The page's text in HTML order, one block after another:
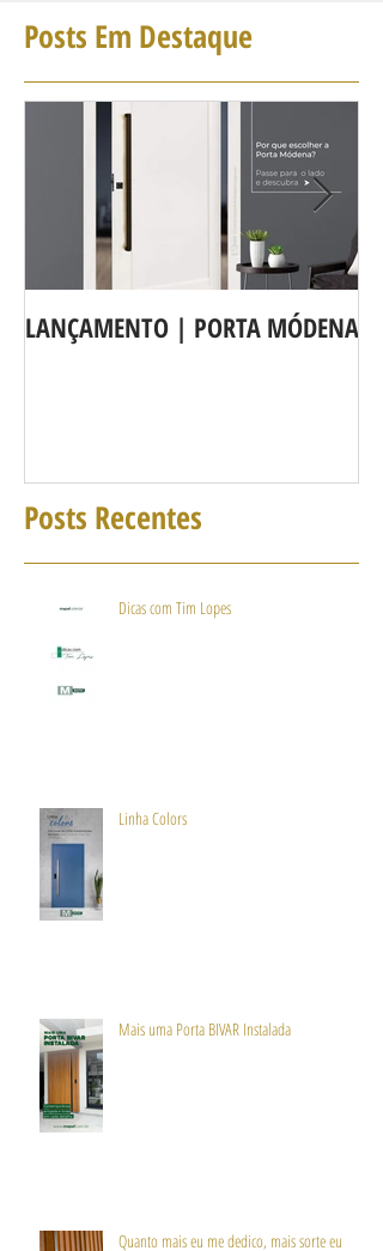
Posts Em Destaque
LANÇAMENTO | PORTA MÓDENA
Posts Recentes
Dicas com Tim Lopes
Linha Colors
Mais uma Porta BIVAR Instalada
Quanto mais eu me dedico, mais sorte eu